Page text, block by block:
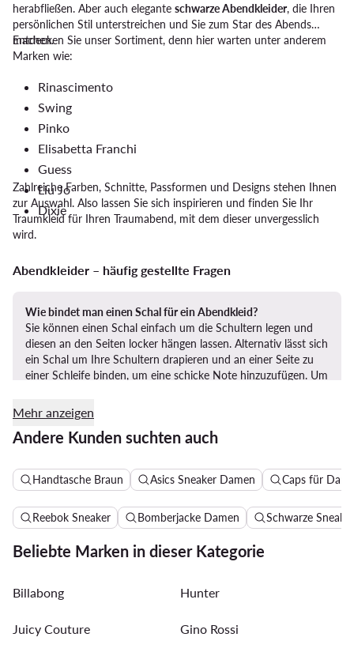
herabfließen. Aber auch elegante schwarze Abendkleider, die Ihren
persönlichen Stil unterstreichen und Sie zum Star des Abends
machen.
Entdecken Sie unser Sortiment, denn hier warten unter anderem
Marken wie:
Rinascimento
Swing
Pinko
Elisabetta Franchi
Guess
Liu Jo
Dixie
Zahlreiche Farben, Schnitte, Passformen und Designs stehen Ihnen
zur Auswahl. Also lassen Sie sich inspirieren und finden Sie Ihr
Traumkleid für Ihren Traumabend, mit dem dieser unvergesslich
wird.
Abendkleider – häufig gestellte Fragen
Wie bindet man einen Schal für ein Abendkleid?
Sie können einen Schal einfach um die Schultern legen und
diesen an den Seiten locker hängen lassen. Alternativ lässt sich
ein Schal um Ihre Schultern drapieren und an einer Seite zu
einer Schleife binden, um eine schicke Note hinzuzufügen. Um
Akzent setzen, indem Sie den Schal als Gürtel drapieren und
hinten zur Schleife binden.
ziehen?
Sie möchten die Schultern bedecken oder sich auch auf
kühlere Temperaturen einstellen? Wie wäre es mit einem
eleganten Bolero oder einer edlen Stola? Auch ein leichtes
harmonisch ist, sollte Tuch oder Bolero entweder in einem
passen.
Mehr anzeigen
Andere Kunden suchten auch
Handtasche Braun Asics Sneaker Damen Caps für
Reebok Sneaker Bomberjacke Damen Schwarze
Beliebte Marken in dieser Kategorie
Billabong Hunter
Juicy Couture Gino Rossi